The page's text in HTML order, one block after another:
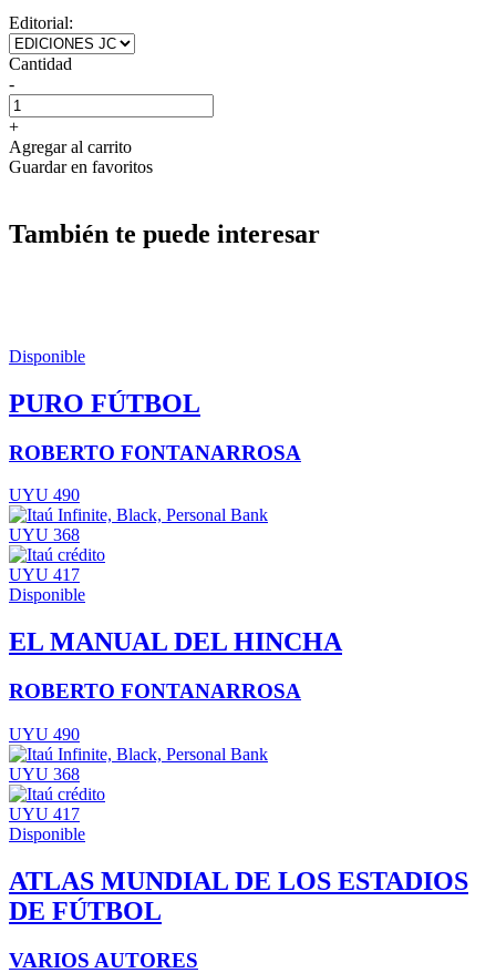
Editorial:
Cantidad
-
+
Agregar al carrito
Guardar en favoritos
También te puede interesar
Disponible
PURO FÚTBOL
ROBERTO FONTANARROSA
UYU 490
UYU 368
UYU 417
Disponible
EL MANUAL DEL HINCHA
ROBERTO FONTANARROSA
UYU 490
UYU 368
UYU 417
Disponible
ATLAS MUNDIAL DE LOS ESTADIOS
DE FÚTBOL
VARIOS AUTORES